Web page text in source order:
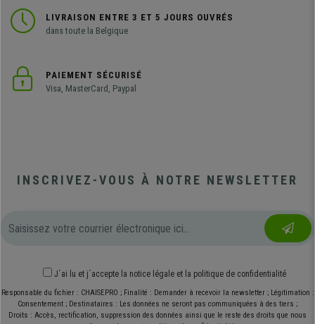
LIVRAISON ENTRE 3 ET 5 JOURS OUVRÉS
dans toute la Belgique
PAIEMENT SÉCURISÉ
Visa, MasterCard, Paypal
INSCRIVEZ-VOUS À NOTRE NEWSLETTER
J´ai lu et j´accepte la notice légale et la politique de confidentialité
Responsable du fichier : CHAISEPRO ; Finalité : Demander à recevoir la newsletter ; Légitimation :
Consentement ; Destinataires : Les données ne seront pas communiquées à des tiers ;
Droits : Accès, rectification, suppression des données ainsi que le reste des droits que nous